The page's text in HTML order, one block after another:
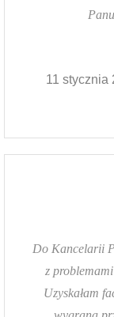
11 stycznia
Do Kancelarii
z
Uzyskałam